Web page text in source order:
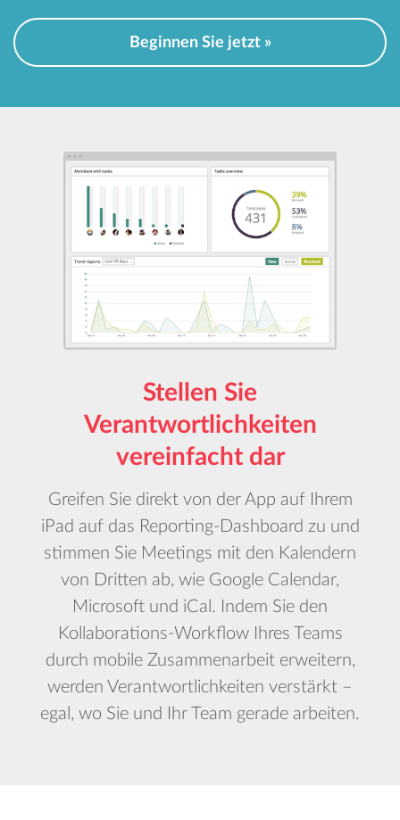
Beginnen Sie jetzt »
Stellen Sie
Verantwortlichkeiten
vereinfacht dar
Greifen Sie direkt von der App auf Ihrem
iPad auf das Reporting-Dashboard zu und
stimmen Sie Meetings mit den Kalendern
von Dritten ab, wie Google Calendar,
Microsoft und iCal. Indem Sie den
Kollaborations-Workflow Ihres Teams
durch mobile Zusammenarbeit erweitern,
werden Verantwortlichkeiten verstärkt –
egal, wo Sie und Ihr Team gerade arbeiten.